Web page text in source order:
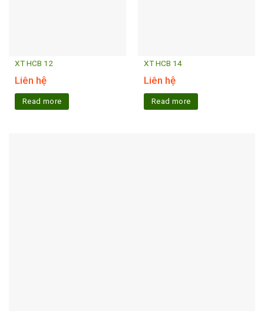
XT HCB 12
Liên hệ
Read more
XT HCB 14
Liên hệ
Read more